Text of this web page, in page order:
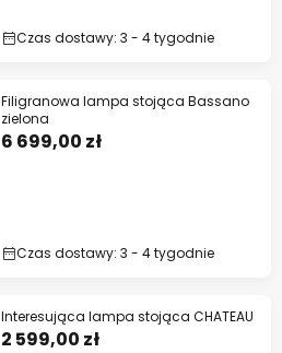
Czas dostawy: 3 - 4 tygodnie
Filigranowa lampa stojąca Bassano
zielona
6 699,00 zł
Czas dostawy: 3 - 4 tygodnie
Interesująca lampa stojąca CHATEAU
2 599,00 zł